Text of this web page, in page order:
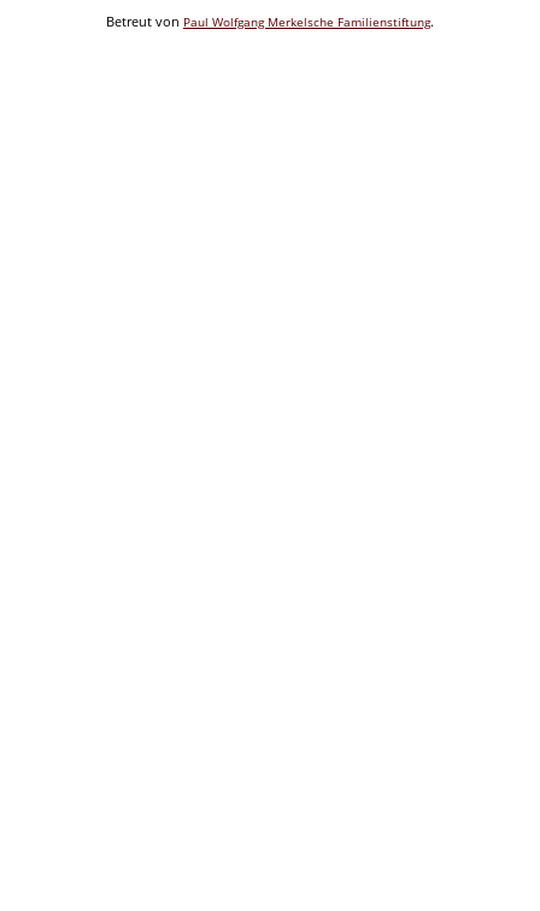
Betreut von Paul Wolfgang Merkelsche Familienstiftung.